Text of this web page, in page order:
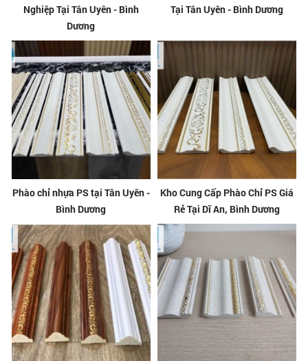
Nghiệp Tại Tân Uyên - Bình
Dương
Tại Tân Uyên - Bình Dương
Phào chỉ nhựa PS tại Tân Uyên -
Bình Dương
Kho Cung Cấp Phào Chỉ PS Giá
Rẻ Tại Dĩ An, Bình Dương